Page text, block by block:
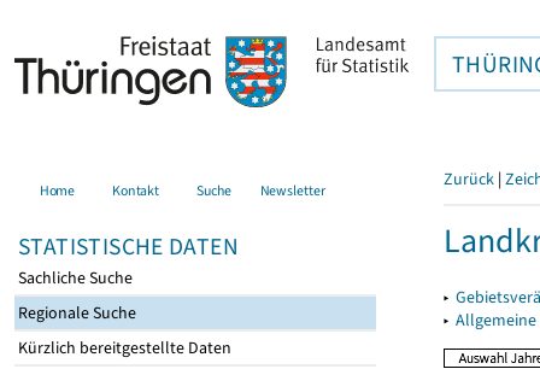
Home Kontakt Suche Newsletter
STATISTISCHE DATEN
Sachliche Suche
Regionale Suche
Kürzlich bereitgestellte Daten
Zurück |
▸
▸